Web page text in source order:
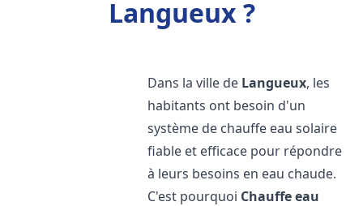
Langueux ?
Dans la ville de Langueux, les
habitants ont besoin d'un
système de chauffe eau solaire
fiable et efficace pour répondre
à leurs besoins en eau chaude.
C'est pourquoi Chauffe eau